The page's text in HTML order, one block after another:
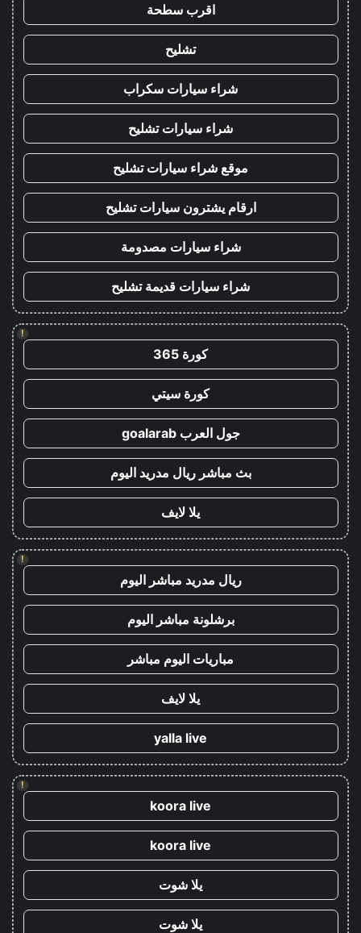
اقرب سطحة
تشليح
شراء سيارات سكراب
شراء سيارات تشليح
موقع شراء سيارات تشليح
ارقام يشترون سيارات تشليح
شراء سيارات مصدومة
شراء سيارات قديمة تشليح
!
كورة 365
كورة سيتي
جول العرب goalarab
بث مباشر ريال مدريد اليوم
يلا لايف
!
ريال مدريد مباشر اليوم
برشلونة مباشر اليوم
مباريات اليوم مباشر
يلا لايف
yalla live
!
koora live
koora live
يلا شوت
يلا شوت